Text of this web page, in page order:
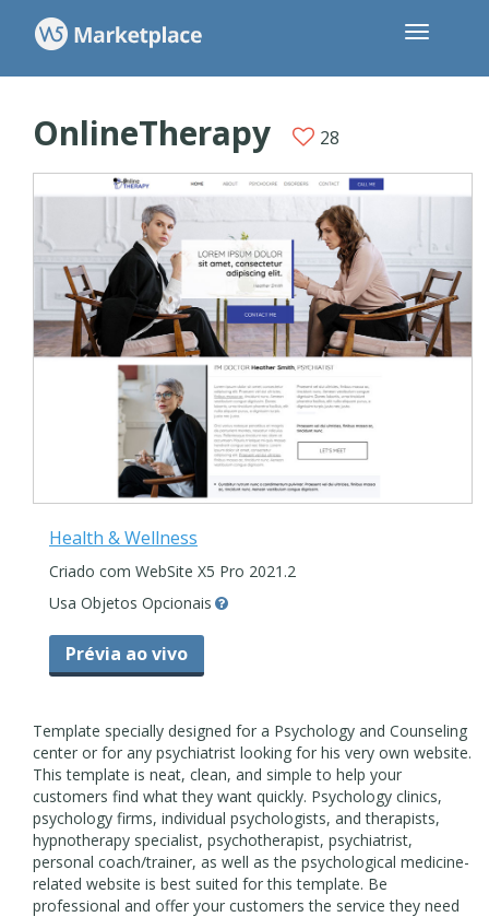
OnlineTherapy 28
Health & Wellness
Criado com WebSite X5 Pro 2021.2
Usa Objetos Opcionais
Prévia ao vivo
Template specially designed for a Psychology and Counseling
center or for any psychiatrist looking for his very own website.
This template is neat, clean, and simple to help your
customers find what they want quickly. Psychology clinics,
psychology firms, individual psychologists, and therapists,
hypnotherapy specialist, psychotherapist, psychiatrist,
personal coach/trainer, as well as the psychological medicine-
related website is best suited for this template. Be
professional and offer your customers the service they need